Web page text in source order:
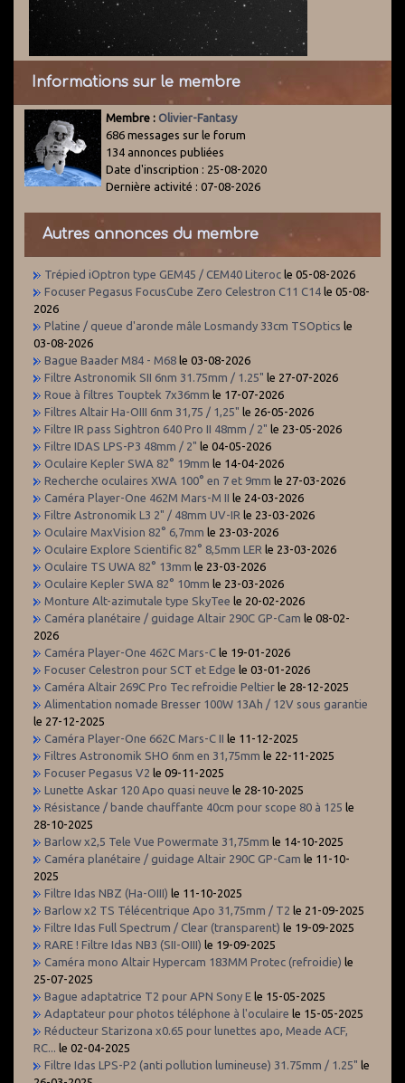
Informations sur le membre
Membre : Olivier-Fantasy
686 messages sur le forum
134 annonces publiées
Date d'inscription : 25-08-2020
Dernière activité : 07-08-2026
Autres annonces du membre
Trépied iOptron type GEM45 / CEM40 Literoc le 05-08-2026
Focuser Pegasus FocusCube Zero Celestron C11 C14 le 05-08-
2026
Platine / queue d'aronde mâle Losmandy 33cm TSOptics le
03-08-2026
Bague Baader M84 - M68 le 03-08-2026
Filtre Astronomik SII 6nm 31.75mm / 1.25" le 27-07-2026
Roue à filtres Touptek 7x36mm le 17-07-2026
Filtres Altair Ha-OIII 6nm 31,75 / 1,25" le 26-05-2026
Filtre IR pass Sightron 640 Pro II 48mm / 2" le 23-05-2026
Filtre IDAS LPS-P3 48mm / 2" le 04-05-2026
Oculaire Kepler SWA 82° 19mm le 14-04-2026
Recherche oculaires XWA 100° en 7 et 9mm le 27-03-2026
Caméra Player-One 462M Mars-M II le 24-03-2026
Filtre Astronomik L3 2" / 48mm UV-IR le 23-03-2026
Oculaire MaxVision 82° 6,7mm le 23-03-2026
Oculaire Explore Scientific 82° 8,5mm LER le 23-03-2026
Oculaire TS UWA 82° 13mm le 23-03-2026
Oculaire Kepler SWA 82° 10mm le 23-03-2026
Monture Alt-azimutale type SkyTee le 20-02-2026
Caméra planétaire / guidage Altair 290C GP-Cam le 08-02-
2026
Caméra Player-One 462C Mars-C le 19-01-2026
Focuser Celestron pour SCT et Edge le 03-01-2026
Caméra Altair 269C Pro Tec refroidie Peltier le 28-12-2025
Alimentation nomade Bresser 100W 13Ah / 12V sous garantie
le 27-12-2025
Caméra Player-One 662C Mars-C II le 11-12-2025
Filtres Astronomik SHO 6nm en 31,75mm le 22-11-2025
Focuser Pegasus V2 le 09-11-2025
Lunette Askar 120 Apo quasi neuve le 28-10-2025
Résistance / bande chauffante 40cm pour scope 80 à 125 le
28-10-2025
Barlow x2,5 Tele Vue Powermate 31,75mm le 14-10-2025
Caméra planétaire / guidage Altair 290C GP-Cam le 11-10-
2025
Filtre Idas NBZ (Ha-OIII) le 11-10-2025
Barlow x2 TS Télécentrique Apo 31,75mm / T2 le 21-09-2025
Filtre Idas Full Spectrum / Clear (transparent) le 19-09-2025
RARE ! Filtre Idas NB3 (SII-OIII) le 19-09-2025
Caméra mono Altair Hypercam 183MM Protec (refroidie) le
25-07-2025
Bague adaptatrice T2 pour APN Sony E le 15-05-2025
Adaptateur pour photos téléphone à l'oculaire le 15-05-2025
Réducteur Starizona x0.65 pour lunettes apo, Meade ACF,
RC...
le 02-04-2025
Filtre Idas LPS-P2 (anti pollution lumineuse) 31.75mm / 1.25" le